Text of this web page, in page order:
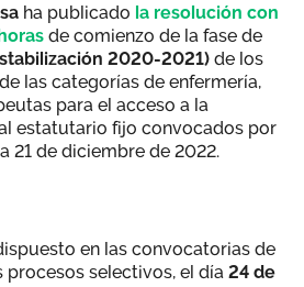
ha publicado la resolución con
de comienzo de la fase de
2020-2021) de los
las categorías de enfermería,
para el acceso a la
estatutario fijo convocados por
21 de diciembre de 2022.
en las convocatorias de
selectivos, el día 24 de